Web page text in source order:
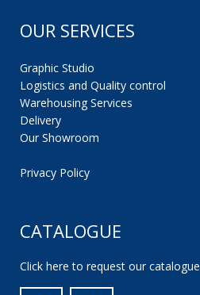
OUR SERVICES
Graphic Studio
Logistics and Quality control
Warehousing Services
Delivery
Our Showroom
Privacy Policy
CATALOGUE
Click here to request our catalogue